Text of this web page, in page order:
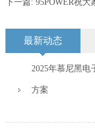
下一篇: 95POWER祝大
最新动态
2025年慕尼黑电
方案